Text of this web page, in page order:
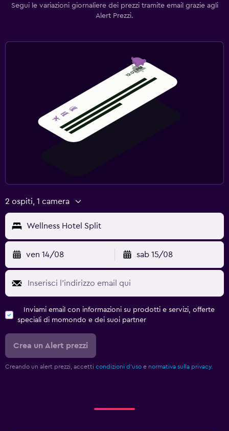
Segui le variazioni giornaliere dei prezzi tramite email grazie agli
Alert Prezzi.
2 ospiti, 1 camera
Wellness Hotel Split
ven 14/08 sab 15/08
Inviami email con informazioni su prodotti e servizi, offerte
speciali di momondo e dei suoi partner
Crea un Alert prezzi
Creando un alert prezzi, accetti condizioni d'uso e normativa sulla privacy.